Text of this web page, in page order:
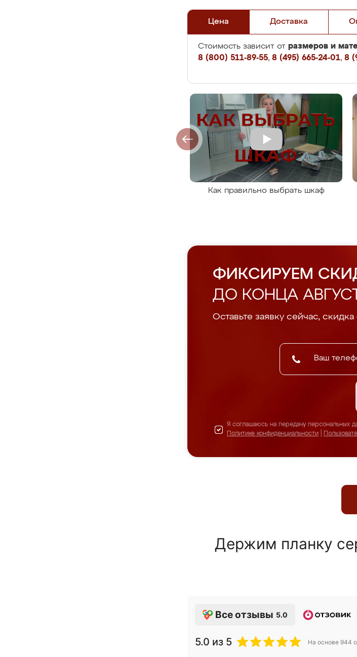
Цена Доставка
Стоимость зависит от размеров и
8 (800) 511-89-55, 8 (495) 665-24-01, 8
Как правильно выбрать шкаф
ФИКСИРУЕМ
ДО КОНЦА
Оставьте заявку сейчас, скидка
Я соглашаюсь на передачу персональных
Политике конфиденциальности
Держим планку
Все отзывы 5.0
5.0 из 5 На основе 944